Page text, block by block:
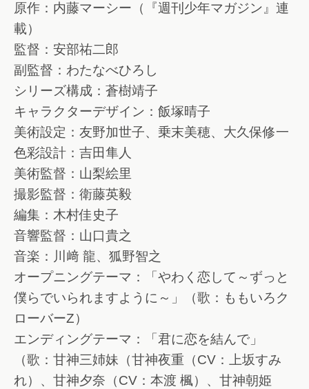
原作：内藤マーシー（『週刊少年マガジン』連
載）
監督：安部祐二郎
副監督：わたなべひろし
シリーズ構成：蒼樹靖子
キャラクターデザイン：飯塚晴子
美術設定：友野加世子、乗末美穂、大久保修一
色彩設計：吉田隼人
美術監督：山梨絵里
撮影監督：衛藤英毅
編集：木村佳史子
音響監督：山口貴之
音楽：川﨑 龍、狐野智之
オープニングテーマ：「やわく恋して～ずっと
僕らでいられますように～」（歌：ももいろク
ローバーZ）
エンディングテーマ：「君に恋を結んで」
（歌：甘神三姉妹（甘神夜重（CV：上坂すみ
れ）、甘神夕奈（CV：本渡 楓）、甘神朝姫